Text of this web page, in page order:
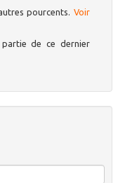
pourcents. Voir
de ce dernier